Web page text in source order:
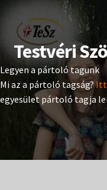
Ugrás
a
navigációhoz
Kilépés
a
tartalomba
Testvéri
Eseménynaptár
Adományozás
Pártoló tag belépés
Legyen a pártoló tagunk
Mi az a pártoló tagság?Itt
egyesület pártoló tagja